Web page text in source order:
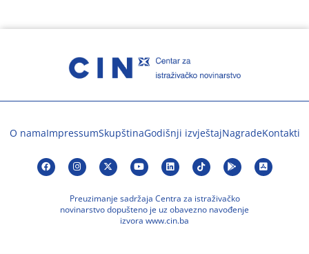
O namaImpressumSkupštinaGodišnji izvještajNagradeKontakti
Preuzimanje sadržaja Centra za istraživačko
novinarstvo dopušteno je uz obavezno navođenje
izvora www.cin.ba